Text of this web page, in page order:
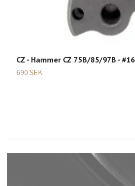
CZ - Hammer CZ 75B/85/97B - #16
690 SEK